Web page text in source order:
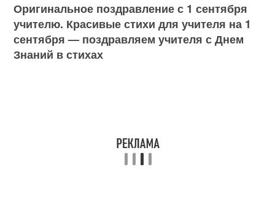
Оригинальное поздравление с 1 сентября
учителю. Красивые стихи для учителя на 1
сентября — поздравляем учителя с Днем
Знаний в стихах